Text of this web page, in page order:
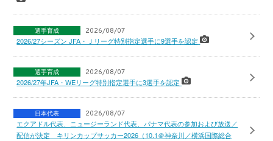
選手育成 2026/08/07
2026/27シーズン JFA・Ｊリーグ特別指定選手に9選手を認定
選手育成 2026/08/07
2026/27年JFA・WEリーグ特別指定選手に3選手を認定
日本代表 2026/08/07
エクアドル代表、ニュージーランド代表、パナマ代表の参加および放送／
配信が決定 キリンカップサッカー2026（10.1＠神奈川／横浜国際総合